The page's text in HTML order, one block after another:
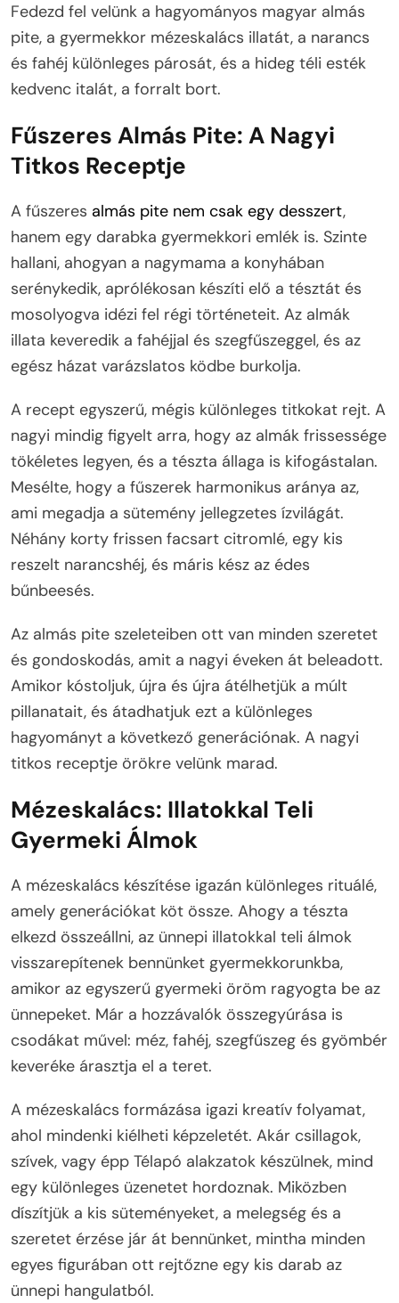
Fedezd fel velünk a hagyományos magyar almás
pite, a gyermekkor mézeskalács illatát, a narancs
és fahéj különleges párosát, és a hideg téli esték
kedvenc italát, a forralt bort.
Fűszeres Almás Pite: A Nagyi
Titkos Receptje
A fűszeres almás pite nem csak egy desszert,
hanem egy darabka gyermekkori emlék is. Szinte
hallani, ahogyan a nagymama a konyhában
serénykedik, aprólékosan készíti elő a tésztát és
mosolyogva idézi fel régi történeteit. Az almák
illata keveredik a fahéjjal és szegfűszeggel, és az
egész házat varázslatos ködbe burkolja.
A recept egyszerű, mégis különleges titkokat rejt. A
nagyi mindig figyelt arra, hogy az almák frissessége
tökéletes legyen, és a tészta állaga is kifogástalan.
Mesélte, hogy a fűszerek harmonikus aránya az,
ami megadja a sütemény jellegzetes ízvilágát.
Néhány korty frissen facsart citromlé, egy kis
reszelt narancshéj, és máris kész az édes
bűnbeesés.
Az almás pite szeleteiben ott van minden szeretet
és gondoskodás, amit a nagyi éveken át beleadott.
Amikor kóstoljuk, újra és újra átélhetjük a múlt
pillanatait, és átadhatjuk ezt a különleges
hagyományt a következő generációnak. A nagyi
titkos receptje örökre velünk marad.
Mézeskalács: Illatokkal Teli
Gyermeki Álmok
A mézeskalács készítése igazán különleges rituálé,
amely generációkat köt össze. Ahogy a tészta
elkezd összeállni, az ünnepi illatokkal teli álmok
visszarepítenek bennünket gyermekkorunkba,
amikor az egyszerű gyermeki öröm ragyogta be az
ünnepeket. Már a hozzávalók összegyúrása is
csodákat művel: méz, fahéj, szegfűszeg és gyömbér
keveréke árasztja el a teret.
A mézeskalács formázása igazi kreatív folyamat,
ahol mindenki kiélheti képzeletét. Akár csillagok,
szívek, vagy épp Télapó alakzatok készülnek, mind
egy különleges üzenetet hordoznak. Miközben
díszítjük a kis süteményeket, a melegség és a
szeretet érzése jár át bennünket, mintha minden
egyes figurában ott rejtőzne egy kis darab az
ünnepi hangulatból.